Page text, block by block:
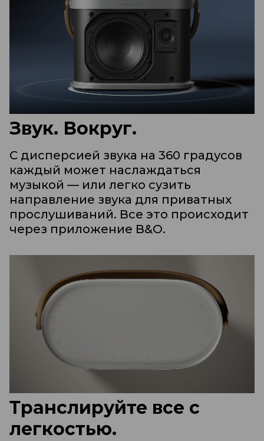
Звук. Вокруг.
С дисперсией звука на 360 градусов
каждый может наслаждаться
музыкой — или легко сузить
направление звука для приватных
прослушиваний. Все это происходит
через приложение B&O.
Транслируйте все с
легкостью.